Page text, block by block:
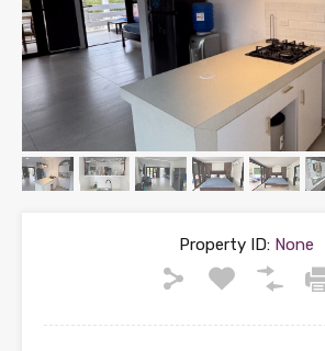
Property ID:None